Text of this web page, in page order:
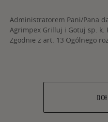
Administratorem Pani/Pana
Agrimpex Grilluj i Gotuj sp. k.
Zgodnie z art. 13 Ogólnego
danych (Dz. Urz. UE.L 2016
Administratorem Pani/
37-500 Jarosław, nr tel. 16
Pani/Pana dane osobowe
podstawie art. 6 ust.1 a)